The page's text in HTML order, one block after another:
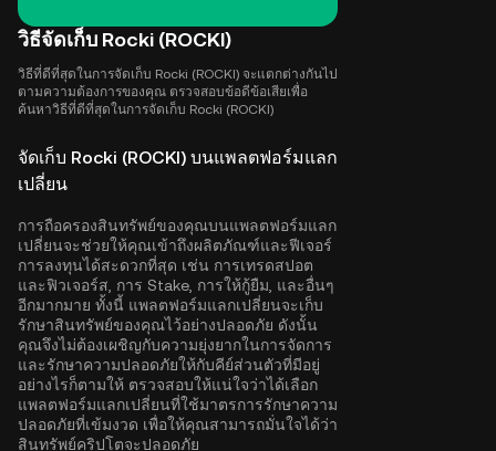
วิธีจัดเก็บ Rocki (ROCKI)
วิธีที่ดีที่สุดในการจัดเก็บ Rocki (ROCKI) จะแตกต่างกันไป
ตามความต้องการของคุณ ตรวจสอบข้อดีข้อเสียเพื่อ
ค้นหาวิธีที่ดีที่สุดในการจัดเก็บ Rocki (ROCKI)
จัดเก็บ Rocki (ROCKI) บนแพลตฟอร์มแลก
เปลี่ยน
การถือครองสินทรัพย์ของคุณบนแพลตฟอร์มแลก
เปลี่ยนจะช่วยให้คุณเข้าถึงผลิตภัณฑ์และฟีเจอร์
การลงทุนได้สะดวกที่สุด เช่น การเทรดสปอต
และฟิวเจอร์ส, การ Stake, การให้กู้ยืม, และอื่นๆ
อีกมากมาย ทั้งนี้ แพลตฟอร์มแลกเปลี่ยนจะเก็บ
รักษาสินทรัพย์ของคุณไว้อย่างปลอดภัย ดังนั้น
คุณจึงไม่ต้องเผชิญกับความยุ่งยากในการจัดการ
และรักษาความปลอดภัยให้กับคีย์ส่วนตัวที่มีอยู่
อย่างไรก็ตามให้ ตรวจสอบให้แน่ใจว่าได้เลือก
แพลตฟอร์มแลกเปลี่ยนที่ใช้มาตรการรักษาความ
ปลอดภัยที่เข้มงวด เพื่อให้คุณสามารถมั่นใจได้ว่า
สินทรัพย์คริปโตจะปลอดภัย